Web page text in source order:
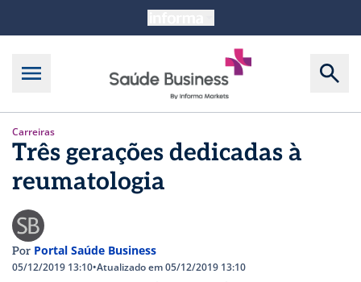
Carreiras
Três gerações dedicadas à
reumatologia
Por Portal Saúde Business
05/12/2019 13:10•Atualizado em 05/12/2019 13:10